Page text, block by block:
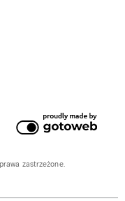
zastrzeżone.